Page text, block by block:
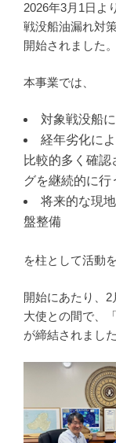
2026年3月1日よ
戦没船油漏れ対
開始されました。
本事業では、
対象戦没船
経年劣化に
比較的多く確
グを継続的に行
将来的な現
盤整備
を柱として活動
開始にあたり、
大使との間で、
が締結されまし